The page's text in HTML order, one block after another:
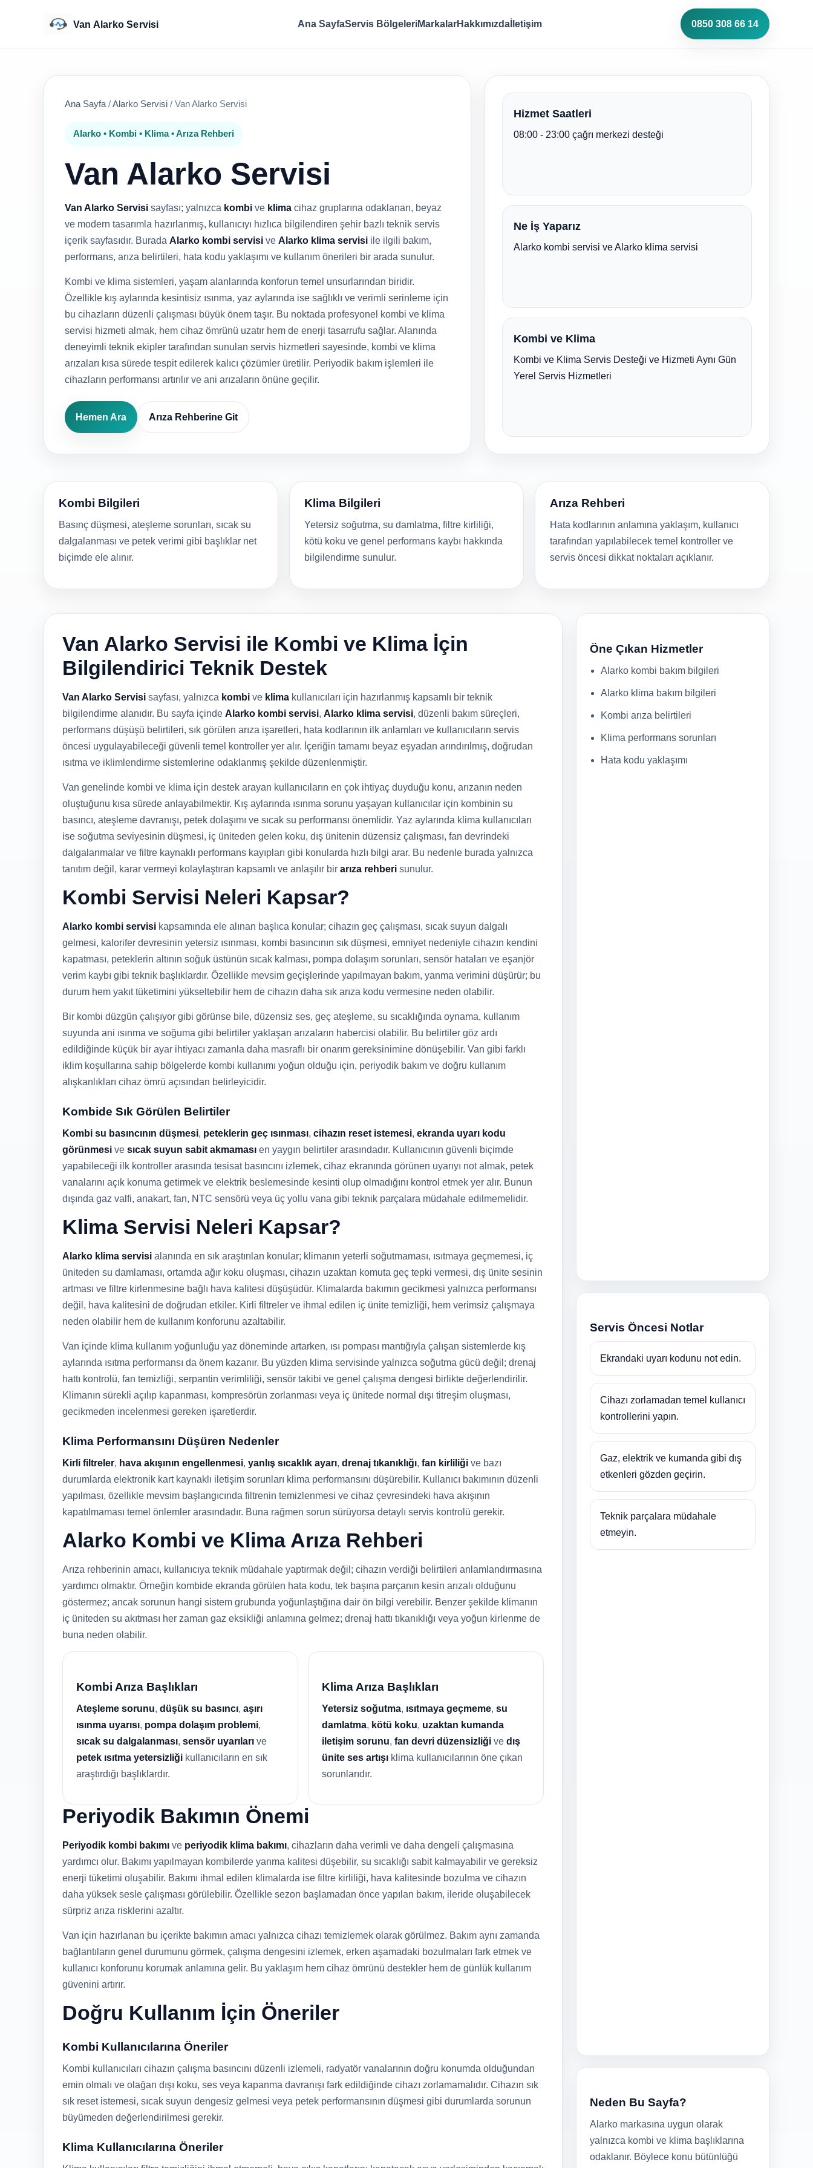
Van Alarko Servisi Ana SayfaServis BölgeleriMarkalarHakkımızdaİletişim 0850 308 66 14
Ana Sayfa /Alarko Servisi / Van Alarko Servisi
Alarko • Kombi • Klima • Arıza Rehberi
Van Alarko Servisi
Van Alarko Servisi sayfası; yalnızca kombi ve klima cihaz gruplarına odaklanan, beyaz
ve modern tasarımla hazırlanmış, kullanıcıyı hızlıca bilgilendiren şehir bazlı teknik servis
içerik sayfasıdır. Burada Alarko kombi servisi ve Alarko klima servisi ile ilgili bakım,
performans, arıza belirtileri, hata kodu yaklaşımı ve kullanım önerileri bir arada sunulur.
Kombi ve klima sistemleri, yaşam alanlarında konforun temel unsurlarından biridir.
Özellikle kış aylarında kesintisiz ısınma, yaz aylarında ise sağlıklı ve verimli serinleme için
bu cihazların düzenli çalışması büyük önem taşır. Bu noktada profesyonel kombi ve klima
servisi hizmeti almak, hem cihaz ömrünü uzatır hem de enerji tasarrufu sağlar. Alanında
deneyimli teknik ekipler tarafından sunulan servis hizmetleri sayesinde, kombi ve klima
arızaları kısa sürede tespit edilerek kalıcı çözümler üretilir. Periyodik bakım işlemleri ile
cihazların performansı artırılır ve ani arızaların önüne geçilir.
Hemen Ara Arıza Rehberine Git
Hizmet Saatleri
08:00 - 23:00 çağrı merkezi desteği
Ne İş Yaparız
Alarko kombi servisi ve Alarko klima servisi
Kombi ve Klima
Kombi ve Klima Servis Desteği ve Hizmeti Aynı Gün
Yerel Servis Hizmetleri
Kombi Bilgileri
Basınç düşmesi, ateşleme sorunları, sıcak su
dalgalanması ve petek verimi gibi başlıklar net
biçimde ele alınır.
Klima Bilgileri
Yetersiz soğutma, su damlatma, filtre kirliliği,
kötü koku ve genel performans kaybı hakkında
bilgilendirme sunulur.
Arıza Rehberi
Hata kodlarının anlamına yaklaşım, kullanıcı
tarafından yapılabilecek temel kontroller ve
servis öncesi dikkat noktaları açıklanır.
Van Alarko Servisi ile Kombi ve Klima İçin
Bilgilendirici Teknik Destek
Van Alarko Servisi sayfası, yalnızca kombi ve klima kullanıcıları için hazırlanmış kapsamlı bir teknik
bilgilendirme alanıdır. Bu sayfa içinde Alarko kombi servisi, Alarko klima servisi, düzenli bakım süreçleri,
performans düşüşü belirtileri, sık görülen arıza işaretleri, hata kodlarının ilk anlamları ve kullanıcıların servis
öncesi uygulayabileceği güvenli temel kontroller yer alır. İçeriğin tamamı beyaz eşyadan arındırılmış, doğrudan
ısıtma ve iklimlendirme sistemlerine odaklanmış şekilde düzenlenmiştir.
Van genelinde kombi ve klima için destek arayan kullanıcıların en çok ihtiyaç duyduğu konu, arızanın neden
oluştuğunu kısa sürede anlayabilmektir. Kış aylarında ısınma sorunu yaşayan kullanıcılar için kombinin su
basıncı, ateşleme davranışı, petek dolaşımı ve sıcak su performansı önemlidir. Yaz aylarında klima kullanıcıları
ise soğutma seviyesinin düşmesi, iç üniteden gelen koku, dış ünitenin düzensiz çalışması, fan devrindeki
dalgalanmalar ve filtre kaynaklı performans kayıpları gibi konularda hızlı bilgi arar. Bu nedenle burada yalnızca
tanıtım değil, karar vermeyi kolaylaştıran kapsamlı ve anlaşılır bir arıza rehberi sunulur.
Kombi Servisi Neleri Kapsar?
Alarko kombi servisi kapsamında ele alınan başlıca konular; cihazın geç çalışması, sıcak suyun dalgalı
gelmesi, kalorifer devresinin yetersiz ısınması, kombi basıncının sık düşmesi, emniyet nedeniyle cihazın kendini
kapatması, peteklerin altının soğuk üstünün sıcak kalması, pompa dolaşım sorunları, sensör hataları ve eşanjör
verim kaybı gibi teknik başlıklardır. Özellikle mevsim geçişlerinde yapılmayan bakım, yanma verimini düşürür; bu
durum hem yakıt tüketimini yükseltebilir hem de cihazın daha sık arıza kodu vermesine neden olabilir.
Bir kombi düzgün çalışıyor gibi görünse bile, düzensiz ses, geç ateşleme, su sıcaklığında oynama, kullanım
suyunda ani ısınma ve soğuma gibi belirtiler yaklaşan arızaların habercisi olabilir. Bu belirtiler göz ardı
edildiğinde küçük bir ayar ihtiyacı zamanla daha masraflı bir onarım gereksinimine dönüşebilir. Van gibi farklı
iklim koşullarına sahip bölgelerde kombi kullanımı yoğun olduğu için, periyodik bakım ve doğru kullanım
alışkanlıkları cihaz ömrü açısından belirleyicidir.
Kombide Sık Görülen Belirtiler
Kombi su basıncının düşmesi, peteklerin geç ısınması, cihazın reset istemesi, ekranda uyarı kodu
görünmesi ve sıcak suyun sabit akmaması en yaygın belirtiler arasındadır. Kullanıcının güvenli biçimde
yapabileceği ilk kontroller arasında tesisat basıncını izlemek, cihaz ekranında görünen uyarıyı not almak, petek
vanalarını açık konuma getirmek ve elektrik beslemesinde kesinti olup olmadığını kontrol etmek yer alır. Bunun
dışında gaz valfi, anakart, fan, NTC sensörü veya üç yollu vana gibi teknik parçalara müdahale edilmemelidir.
Klima Servisi Neleri Kapsar?
Alarko klima servisi alanında en sık araştırılan konular; klimanın yeterli soğutmaması, ısıtmaya geçmemesi, iç
üniteden su damlaması, ortamda ağır koku oluşması, cihazın uzaktan komuta geç tepki vermesi, dış ünite sesinin
artması ve filtre kirlenmesine bağlı hava kalitesi düşüşüdür. Klimalarda bakımın gecikmesi yalnızca performansı
değil, hava kalitesini de doğrudan etkiler. Kirli filtreler ve ihmal edilen iç ünite temizliği, hem verimsiz çalışmaya
neden olabilir hem de kullanım konforunu azaltabilir.
Van içinde klima kullanım yoğunluğu yaz döneminde artarken, ısı pompası mantığıyla çalışan sistemlerde kış
aylarında ısıtma performansı da önem kazanır. Bu yüzden klima servisinde yalnızca soğutma gücü değil; drenaj
hattı kontrolü, fan temizliği, serpantin verimliliği, sensör takibi ve genel çalışma dengesi birlikte değerlendirilir.
Klimanın sürekli açılıp kapanması, kompresörün zorlanması veya iç ünitede normal dışı titreşim oluşması,
gecikmeden incelenmesi gereken işaretlerdir.
Klima Performansını Düşüren Nedenler
Kirli filtreler, hava akışının engellenmesi, yanlış sıcaklık ayarı, drenaj tıkanıklığı, fan kirliliği ve bazı
durumlarda elektronik kart kaynaklı iletişim sorunları klima performansını düşürebilir. Kullanıcı bakımının düzenli
yapılması, özellikle mevsim başlangıcında filtrenin temizlenmesi ve cihaz çevresindeki hava akışının
kapatılmaması temel önlemler arasındadır. Buna rağmen sorun sürüyorsa detaylı servis kontrolü gerekir.
Alarko Kombi ve Klima Arıza Rehberi
Arıza rehberinin amacı, kullanıcıya teknik müdahale yaptırmak değil; cihazın verdiği belirtileri anlamlandırmasına
yardımcı olmaktır. Örneğin kombide ekranda görülen hata kodu, tek başına parçanın kesin arızalı olduğunu
göstermez; ancak sorunun hangi sistem grubunda yoğunlaştığına dair ön bilgi verebilir. Benzer şekilde klimanın
iç üniteden su akıtması her zaman gaz eksikliği anlamına gelmez; drenaj hattı tıkanıklığı veya yoğun kirlenme de
buna neden olabilir.
Kombi Arıza Başlıkları
Ateşleme sorunu, düşük su basıncı, aşırı
ısınma uyarısı, pompa dolaşım problemi,
sıcak su dalgalanması, sensör uyarıları ve
petek ısıtma yetersizliği kullanıcıların en sık
araştırdığı başlıklardır.
Klima Arıza Başlıkları
Yetersiz soğutma, ısıtmaya geçmeme, su
damlatma, kötü koku, uzaktan kumanda
iletişim sorunu, fan devri düzensizliği ve dış
ünite ses artışı klima kullanıcılarının öne çıkan
sorunlarıdır.
Periyodik Bakımın Önemi
Periyodik kombi bakımı ve periyodik klima bakımı, cihazların daha verimli ve daha dengeli çalışmasına
yardımcı olur. Bakımı yapılmayan kombilerde yanma kalitesi düşebilir, su sıcaklığı sabit kalmayabilir ve gereksiz
enerji tüketimi oluşabilir. Bakımı ihmal edilen klimalarda ise filtre kirliliği, hava kalitesinde bozulma ve cihazın
daha yüksek sesle çalışması görülebilir. Özellikle sezon başlamadan önce yapılan bakım, ileride oluşabilecek
sürpriz arıza risklerini azaltır.
Van için hazırlanan bu içerikte bakımın amacı yalnızca cihazı temizlemek olarak görülmez. Bakım aynı zamanda
bağlantıların genel durumunu görmek, çalışma dengesini izlemek, erken aşamadaki bozulmaları fark etmek ve
kullanıcı konforunu korumak anlamına gelir. Bu yaklaşım hem cihaz ömrünü destekler hem de günlük kullanım
güvenini artırır.
Doğru Kullanım İçin Öneriler
Kombi Kullanıcılarına Öneriler
Kombi kullanıcıları cihazın çalışma basıncını düzenli izlemeli, radyatör vanalarının doğru konumda olduğundan
emin olmalı ve olağan dışı koku, ses veya kapanma davranışı fark edildiğinde cihazı zorlamamalıdır. Cihazın sık
sık reset istemesi, sıcak suyun dengesiz gelmesi veya petek performansının düşmesi gibi durumlarda sorunun
büyümeden değerlendirilmesi gerekir.
Klima Kullanıcılarına Öneriler
Öne Çıkan Hizmetler
Alarko kombi bakım bilgileri
Alarko klima bakım bilgileri
Kombi arıza belirtileri
Klima performans sorunları
Hata kodu yaklaşımı
Servis Öncesi Notlar
Ekrandaki uyarı kodunu not edin.
Cihazı zorlamadan temel kullanıcı
kontrollerini yapın.
Gaz, elektrik ve kumanda gibi dış
etkenleri gözden geçirin.
Teknik parçalara müdahale
etmeyin.
Neden Bu Sayfa?
Alarko markasına uygun olarak
yalnızca kombi ve klima başlıklarına
odaklanır. Böylece konu bütünlüğü